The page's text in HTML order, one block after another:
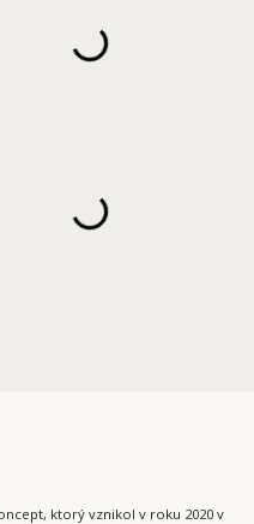
ktorý vznikol v roku 2020 v